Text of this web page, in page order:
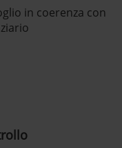
in coerenza con